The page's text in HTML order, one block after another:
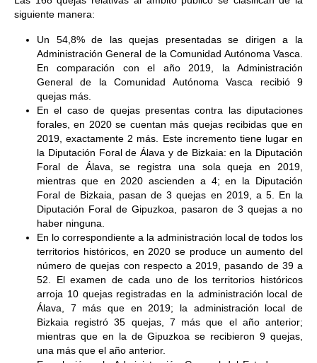
siguiente manera:
Un 54,8% de las quejas presentadas se dirigen a la
Administración General de la Comunidad Autónoma Vasca.
En comparación con el año 2019, la Administración
General de la Comunidad Autónoma Vasca recibió 9
quejas más.
En el caso de quejas presentas contra las diputaciones
forales, en 2020 se cuentan más quejas recibidas que en
2019, exactamente 2 más. Este incremento tiene lugar en
la Diputación Foral de Álava y de Bizkaia: en la Diputación
Foral de Álava, se registra una sola queja en 2019,
mientras que en 2020 ascienden a 4; en la Diputación
Foral de Bizkaia, pasan de 3 quejas en 2019, a 5. En la
Diputación Foral de Gipuzkoa, pasaron de 3 quejas a no
haber ninguna.
En lo correspondiente a la administración local de todos los
territorios históricos, en 2020 se produce un aumento del
número de quejas con respecto a 2019, pasando de 39 a
52. El examen de cada uno de los territorios históricos
arroja 10 quejas registradas en la administración local de
Álava, 7 más que en 2019; la administración local de
Bizkaia registró 35 quejas, 7 más que el año anterior;
mientras que en la de Gipuzkoa se recibieron 9 quejas,
una más que el año anterior.